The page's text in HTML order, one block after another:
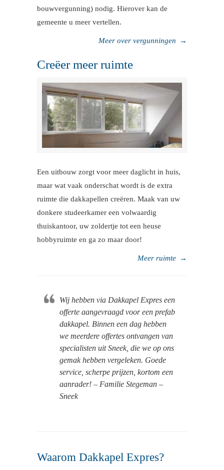
bouwvergunning) nodig. Hierover kan de
gemeente u meer vertellen.
Meer over vergunningen →
Creëer meer ruimte
Een uitbouw zorgt voor meer daglicht in huis,
maar wat vaak onderschat wordt is de extra
ruimte die dakkapellen creëren. Maak van uw
donkere studeerkamer een volwaardig
thuiskantoor, uw zoldertje tot een heuse
hobbyruimte en ga zo maar door!
Meer ruimte →
Wij hebben via Dakkapel Expres een
offerte aangevraagd voor een prefab
dakkapel. Binnen een dag hebben
we meerdere offertes ontvangen van
specialisten uit Sneek, die we op ons
gemak hebben vergeleken. Goede
service, scherpe prijzen, kortom een
aanrader! – Familie Stegeman –
Sneek
Waarom Dakkapel Expres?